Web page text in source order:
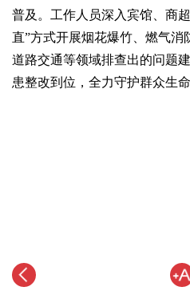
普及。工作人员深入宾馆、商
直”方式开展烟花爆竹、燃气消
道路交通等领域排查出的问题
患整改到位，全力守护群众生